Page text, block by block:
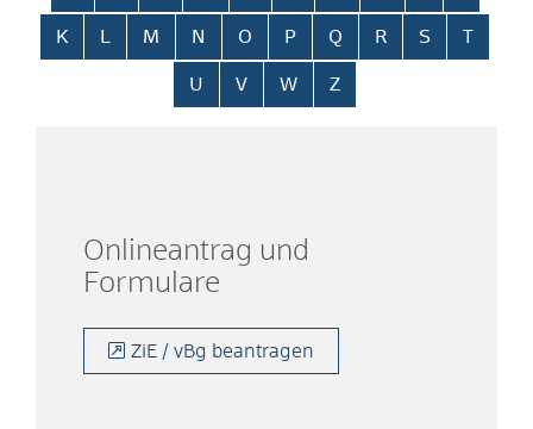
K L M N O P Q R S T
U V W Z
Onlineantrag und
Formulare
ZiE / vBg beantragen